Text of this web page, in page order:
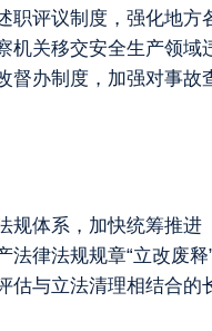
评议制度，强化地
关移交安全生产领
办制度，加强对事故
体系，加快统筹推
律法规规章“立改废
与立法清理相结合